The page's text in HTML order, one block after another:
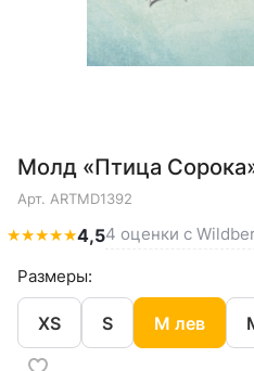
Молд «Птица
Арт. ARTMD1392
★★★★★4,54 оценки с
Размеры:
XS S M лев